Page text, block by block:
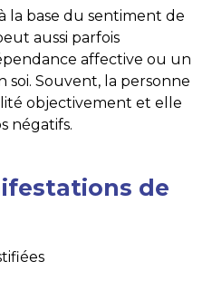
la base du sentiment de
aussi parfois
affective ou un
Souvent, la personne
objectivement et elle
négatifs.
de